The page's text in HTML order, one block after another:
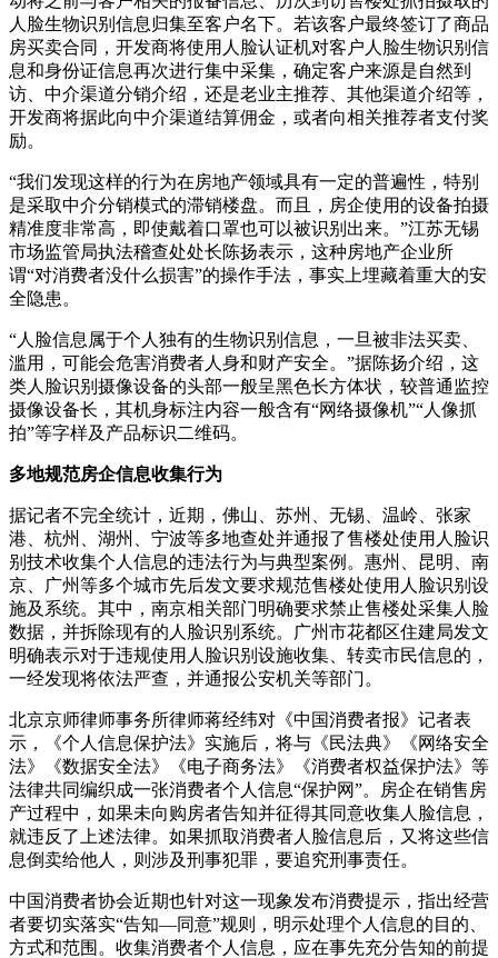
人脸生物识别信息归集至客户名下。若该客户最终签订了商品
房买卖合同，开发商将使用人脸认证机对客户人脸生物识别信
息和身份证信息再次进行集中采集，确定客户来源是自然到
访、中介渠道分销介绍，还是老业主推荐、其他渠道介绍等，
开发商将据此向中介渠道结算佣金，或者向相关推荐者支付奖
励。
“我们发现这样的行为在房地产领域具有一定的普遍性，特别
是采取中介分销模式的滞销楼盘。而且，房企使用的设备拍摄
精准度非常高，即使戴着口罩也可以被识别出来。”江苏无锡
市场监管局执法稽查处处长陈扬表示，这种房地产企业所
谓“对消费者没什么损害”的操作手法，事实上埋藏着重大的安
全隐患。
“人脸信息属于个人独有的生物识别信息，一旦被非法买卖、
滥用，可能会危害消费者人身和财产安全。”据陈扬介绍，这
类人脸识别摄像设备的头部一般呈黑色长方体状，较普通监控
摄像设备长，其机身标注内容一般含有“网络摄像机”“人像抓
拍”等字样及产品标识二维码。
多地规范房企信息收集行为
据记者不完全统计，近期，佛山、苏州、无锡、温岭、张家
港、杭州、湖州、宁波等多地查处并通报了售楼处使用人脸识
别技术收集个人信息的违法行为与典型案例。惠州、昆明、南
京、广州等多个城市先后发文要求规范售楼处使用人脸识别设
施及系统。其中，南京相关部门明确要求禁止售楼处采集人脸
数据，并拆除现有的人脸识别系统。广州市花都区住建局发文
明确表示对于违规使用人脸识别设施收集、转卖市民信息的，
一经发现将依法严查，并通报公安机关等部门。
北京京师律师事务所律师蒋经纬对《中国消费者报》记者表
示，《个人信息保护法》实施后，将与《民法典》《网络安全
法》《数据安全法》《电子商务法》《消费者权益保护法》等
法律共同编织成一张消费者个人信息“保护网”。房企在销售房
产过程中，如果未向购房者告知并征得其同意收集人脸信息，
就违反了上述法律。如果抓取消费者人脸信息后，又将这些信
息倒卖给他人，则涉及刑事犯罪，要追究刑事责任。
中国消费者协会近期也针对这一现象发布消费提示，指出经营
者要切实落实“告知—同意”规则，明示处理个人信息的目的、
方式和范围。收集消费者个人信息，应在事先充分告知的前提